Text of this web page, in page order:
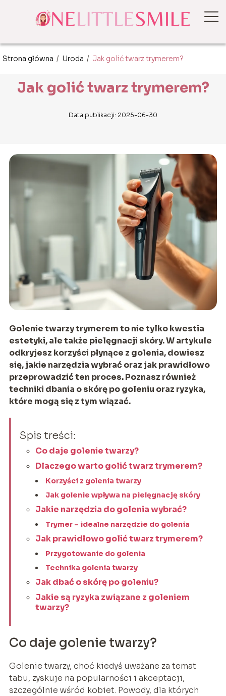
Strona główna / Uroda / Jak golić twarz trymerem?
Jak golić twarz trymerem?
Data publikacji: 2025-06-30
Golenie twarzy trymerem to nie tylko kwestia
estetyki, ale także pielęgnacji skóry. W artykule
odkryjesz korzyści płynące z golenia, dowiesz
się, jakie narzędzia wybrać oraz jak prawidłowo
przeprowadzić ten proces. Poznasz również
techniki dbania o skórę po goleniu oraz ryzyka,
które mogą się z tym wiązać.
Spis treści:
Co daje golenie twarzy?
Dlaczego warto golić twarz trymerem?
Korzyści z golenia twarzy
Jak golenie wpływa na pielęgnację skóry
Jakie narzędzia do golenia wybrać?
Trymer – idealne narzędzie do golenia
Jak prawidłowo golić twarz trymerem?
Przygotowanie do golenia
Technika golenia twarzy
Jak dbać o skórę po goleniu?
Jakie są ryzyka związane z goleniem
twarzy?
Co daje golenie twarzy?
Golenie twarzy, choć kiedyś uważane za temat
tabu, zyskuje na popularności i akceptacji,
szczególnie wśród kobiet. Powody, dla których